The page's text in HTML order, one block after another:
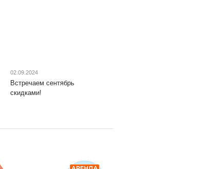
02.09.2024
Встречаем сентябрь
скидками!